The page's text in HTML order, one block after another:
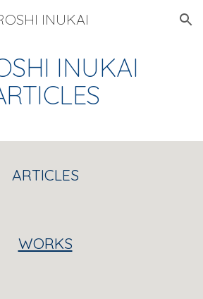
Skip to navigation
INUKAI
INUKAI
ARTICLES
WORKS